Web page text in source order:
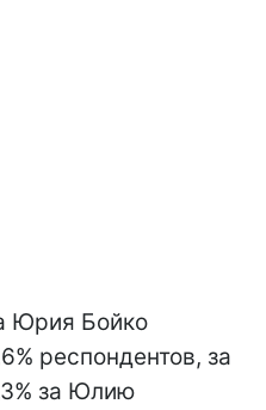
Юрия Бойко
респондентов, за
за Юлию